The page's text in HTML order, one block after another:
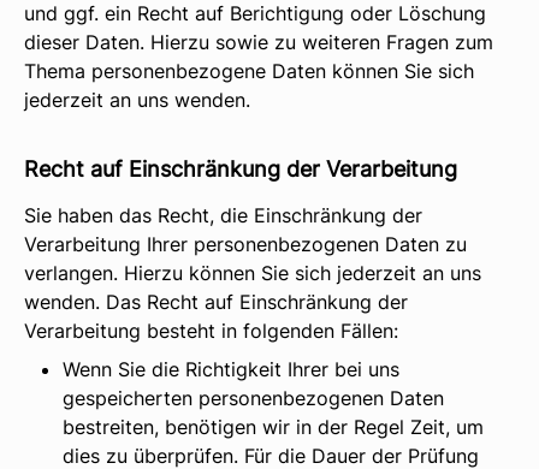
und ggf. ein Recht auf Berichtigung oder Löschung
dieser Daten. Hierzu sowie zu weiteren Fragen zum
Thema personenbezogene Daten können Sie sich
jederzeit an uns wenden.
Recht auf Einschränkung der Verarbeitung
Sie haben das Recht, die Einschränkung der
Verarbeitung Ihrer personenbezogenen Daten zu
verlangen. Hierzu können Sie sich jederzeit an uns
wenden. Das Recht auf Einschränkung der
Verarbeitung besteht in folgenden Fällen:
Wenn Sie die Richtigkeit Ihrer bei uns
gespeicherten personenbezogenen Daten
bestreiten, benötigen wir in der Regel Zeit, um
dies zu überprüfen. Für die Dauer der Prüfung